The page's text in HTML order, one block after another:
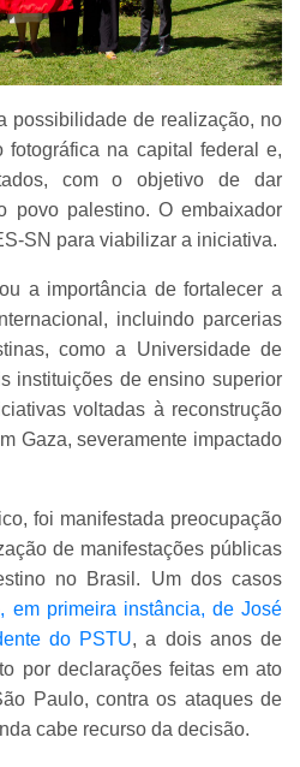
possibilidade de realização, no
fotográfica na capital federal e,
com o objetivo de dar
povo palestino. O embaixador
SN para viabilizar a iniciativa.
a importância de fortalecer a
incluindo parcerias
como a Universidade de
instituições de ensino superior
voltadas à reconstrução
Gaza, severamente impactado
foi manifestada preocupação
de manifestações públicas
no Brasil. Um dos casos
em primeira instância, de José
do PSTU, a dois anos de
por declarações feitas em ato
Paulo, contra os ataques de
cabe recurso da decisão.